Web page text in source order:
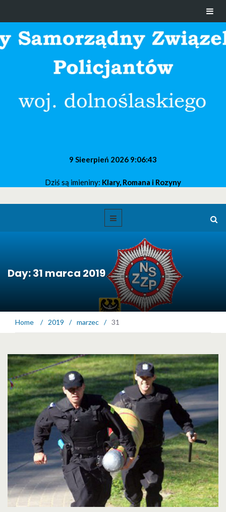
9 Sieerpień 2026 9:06:43
Dziś są imieniny: Klary, Romana i Rozyny
Day: 31 marca 2019
Home / 2019 / marzec / 31